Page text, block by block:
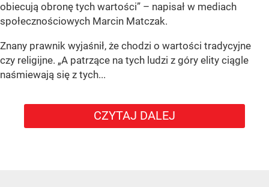
obiecują obronę tych wartości” – napisał w mediach
społecznościowych Marcin Matczak.
Znany prawnik wyjaśnił, że chodzi o wartości tradycyjne
czy religijne. „A patrzące na tych ludzi z góry elity ciągle
naśmiewają się z tych...
CZYTAJ DALEJ